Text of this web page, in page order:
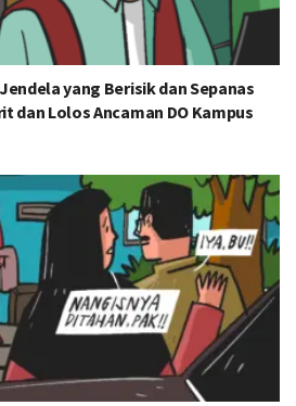
yang Berisik dan Sepanas
dan Lolos Ancaman DO Kampus